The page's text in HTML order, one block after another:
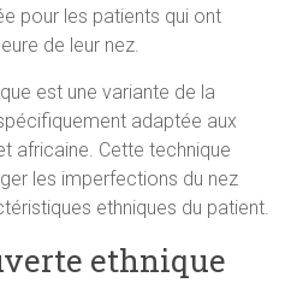
pour les patients qui ont
de leur nez.
est une variante de la
adaptée aux
africaine. Cette technique
les imperfections du nez
ethniques du patient.
ethnique